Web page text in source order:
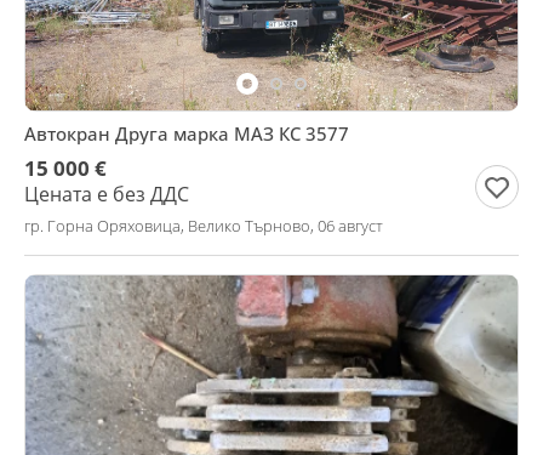
Автокран Друга марка МАЗ КС 3577
15 000 €
Цената е без ДДС
гр. Горна Оряховица, Велико Търново, 06 август